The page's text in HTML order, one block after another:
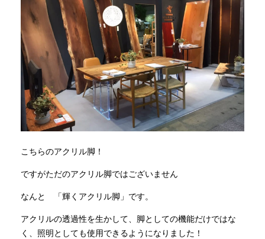
こちらのアクリル脚！
ですがただのアクリル脚ではございません
なんと 「輝くアクリル脚」です。
アクリルの透過性を生かして、脚としての機能だけではな
く、照明としても使用できるようになりました！